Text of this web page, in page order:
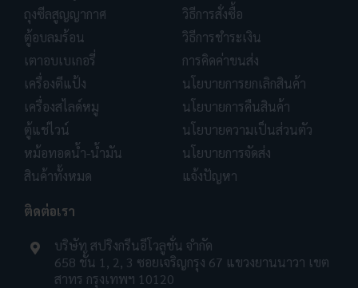
ถุงซีลสูญญากาศ
ตู้อบลมร้อน
เตาอบเบเกอรี่
เครื่องตีแป้ง
เครื่องสไลด์หมู
ตู้แช่ไวน์
หม้อทอดน้ำ-น้ำมัน
สินค้าทั้งหมด
วิธีการสั่งซื้อ
วิธีการชำระเงิน
การคิดค่าขนส่ง
นโยบายการยกเลิกสินค้า
นโยบายการคืนสินค้า
นโยบายความเป็นส่วนตัว
นโยบายการจัดส่ง
แจ้งปัญหา
ติดต่อเรา
บริษัท สปริงกรีนอีโวลูชั่น จำกัด
658 ชั้น 1, 2, 3 ซอยเจริญกรุง 67 แขวงยานนาวา เขต
สาทร กรุงเทพฯ 10120